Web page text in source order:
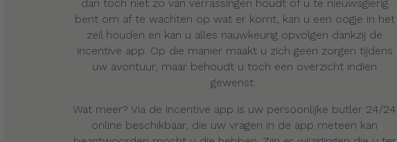
dan toch niet zo van verrassingen houdt of u te nieuwsgierig
bent om af te wachten op wat er komt, kan u een oogje in het
zeil houden en kan u alles nauwkeurig opvolgen dankzij de
incentive app. Op die manier maakt u zich geen zorgen tijdens
uw avontuur, maar behoudt u toch een overzicht indien
gewenst.
Wat meer? Via de incentive app is uw persoonlijke butler 24/24
online beschikbaar, die uw vragen in de app meteen kan